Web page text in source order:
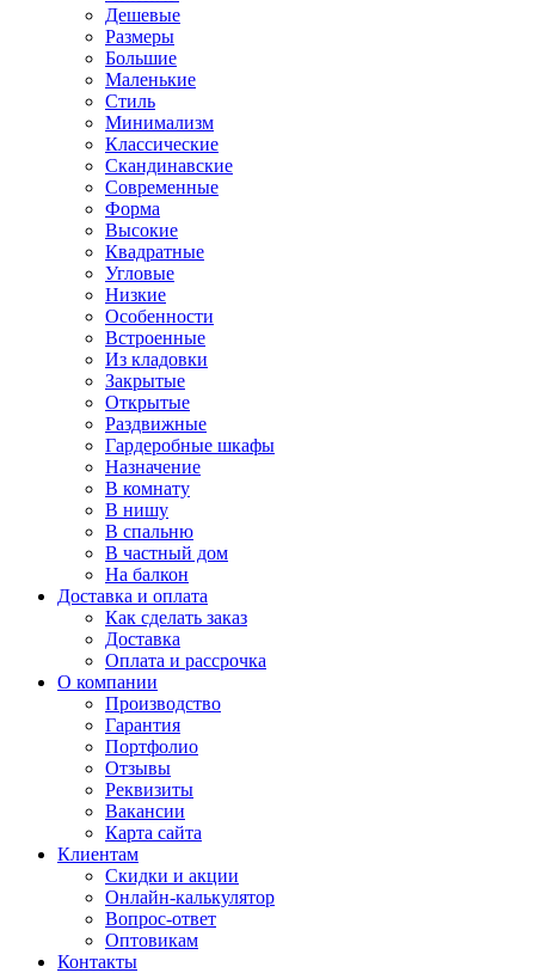
Дешевые
Размеры
Большие
Маленькие
Стиль
Минимализм
Классические
Скандинавские
Современные
Форма
Высокие
Квадратные
Угловые
Низкие
Особенности
Встроенные
Из кладовки
Закрытые
Открытые
Раздвижные
Гардеробные шкафы
Назначение
В комнату
В нишу
В спальню
В частный дом
На балкон
Доставка и оплата
Как сделать заказ
Доставка
Оплата и рассрочка
О компании
Производство
Гарантия
Портфолио
Отзывы
Реквизиты
Вакансии
Карта сайта
Клиентам
Скидки и акции
Онлайн-калькулятор
Вопрос-ответ
Оптовикам
Контакты